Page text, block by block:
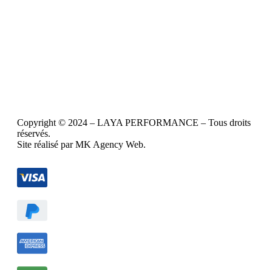
Copyright © 2024 – LAYA PERFORMANCE – Tous droits
réservés.
Site réalisé par MK Agency Web.